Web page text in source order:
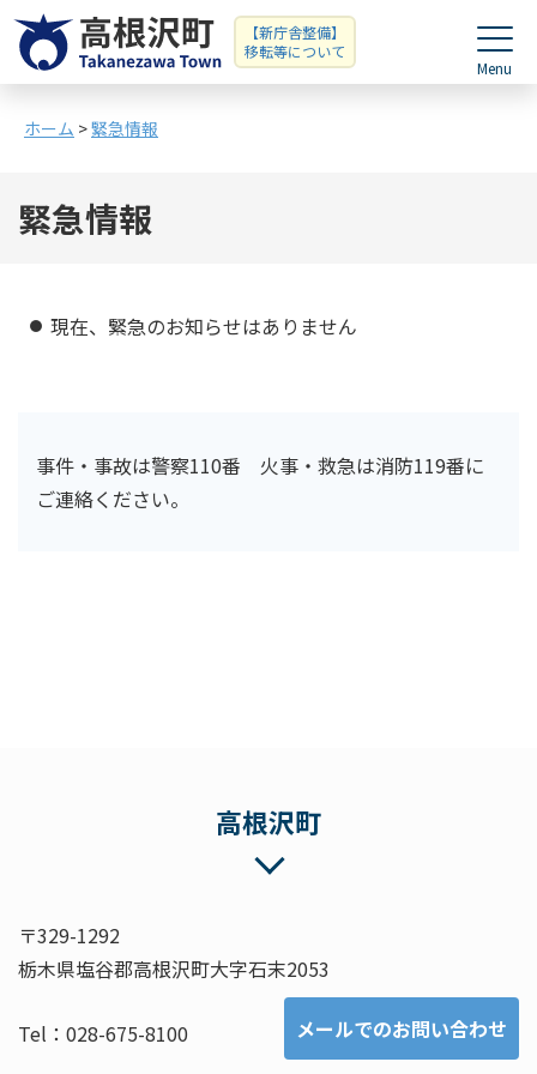
【新庁舎整備】
移転等について
ホーム >緊急情報
緊急情報
現在、緊急のお知らせはありません
事件・事故は警察110番 火事・救急は消防119番に
ご連絡ください。
高根沢町
〒329-1292
栃木県塩谷郡高根沢町大字石末2053
Tel：028-675-8100 メールでのお問い合わせ